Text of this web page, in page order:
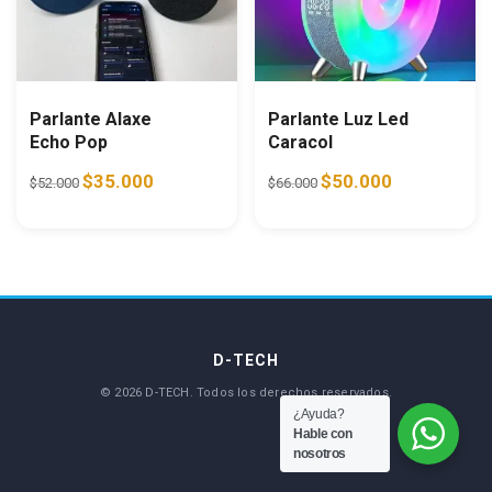
Parlante Alaxe
Echo Pop
$52.000 Original price was: $52.000.
$35.000 Current price is: $35.000.
Parlante Luz Led
Caracol
$66.000 Original price was:
$50.000
¿Ayuda?
Hable con
nosotros